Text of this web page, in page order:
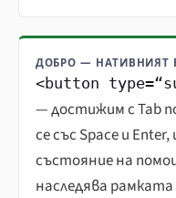
ДОБРО — НАТИВНИЯТ
<button
— достижим с Tab
се със Space и
състояние на
наследява